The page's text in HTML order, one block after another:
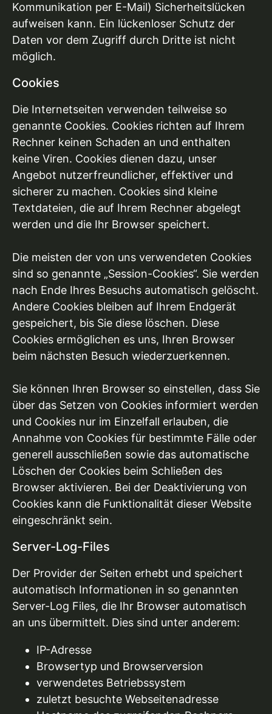
Kommunikation per E-Mail) Sicherheitslücken
aufweisen kann. Ein lückenloser Schutz der
Daten vor dem Zugriff durch Dritte ist nicht
möglich.
Cookies
Die Internetseiten verwenden teilweise so
genannte Cookies. Cookies richten auf Ihrem
Rechner keinen Schaden an und enthalten
keine Viren. Cookies dienen dazu, unser
Angebot nutzerfreundlicher, effektiver und
sicherer zu machen. Cookies sind kleine
Textdateien, die auf Ihrem Rechner abgelegt
werden und die Ihr Browser speichert.
Die meisten der von uns verwendeten Cookies
sind so genannte „Session-Cookies“. Sie werden
nach Ende Ihres Besuchs automatisch gelöscht.
Andere Cookies bleiben auf Ihrem Endgerät
gespeichert, bis Sie diese löschen. Diese
Cookies ermöglichen es uns, Ihren Browser
beim nächsten Besuch wiederzuerkennen.
Sie können Ihren Browser so einstellen, dass Sie
über das Setzen von Cookies informiert werden
und Cookies nur im Einzelfall erlauben, die
Annahme von Cookies für bestimmte Fälle oder
generell ausschließen sowie das automatische
Löschen der Cookies beim Schließen des
Browser aktivieren. Bei der Deaktivierung von
Cookies kann die Funktionalität dieser Website
eingeschränkt sein.
Server-Log-Files
Der Provider der Seiten erhebt und speichert
automatisch Informationen in so genannten
Server-Log Files, die Ihr Browser automatisch
an uns übermittelt. Dies sind unter anderem:
IP-Adresse
Browsertyp und Browserversion
verwendetes Betriebssystem
zuletzt besuchte Webseitenadresse